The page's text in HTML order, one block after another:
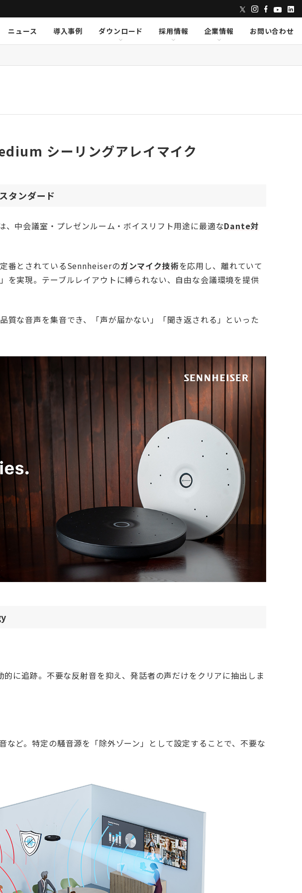
KSCAPE
Lumens
Visionary Solutions
ニュース 導入事例
ダウンロード
KSCAPE
Lumens
Visionary Solutions
採用情報
企業情報
お問い合わせ
シーリングアレイマイク
タンダード
中会議室・プレゼンルーム・ボイスリフト用途に最適なDante対
番とされているSennheiserのガンマイク技術を応用し、離れていて
」を実現。テーブルレイアウトに縛られない、自由な会議環境を提供
質な音声を集音でき、「声が届かない」「聞き返される」といった
に追跡。不要な反射音を抑え、発話者の声だけをクリアに抽出しま
など。特定の騒音源を「除外ゾーン」として設定することで、不要な